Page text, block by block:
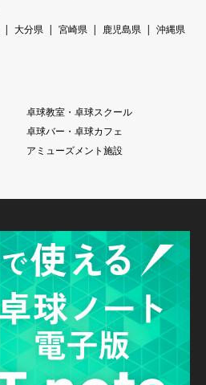
大分県 宮崎県 鹿児島県
沖縄県
卓球教室・卓球スクール
卓球バー・卓球カフェ
アミューズメント施設